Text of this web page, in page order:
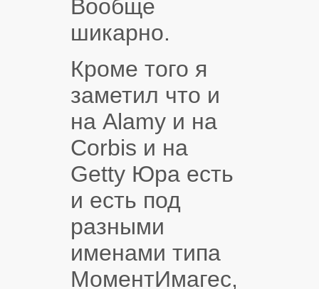
Вообще
шикарно.
Кроме того я
заметил что и
на Alamy и на
Corbis и на
Getty Юра есть
и есть под
разными
именами типа
МоментИмагес,